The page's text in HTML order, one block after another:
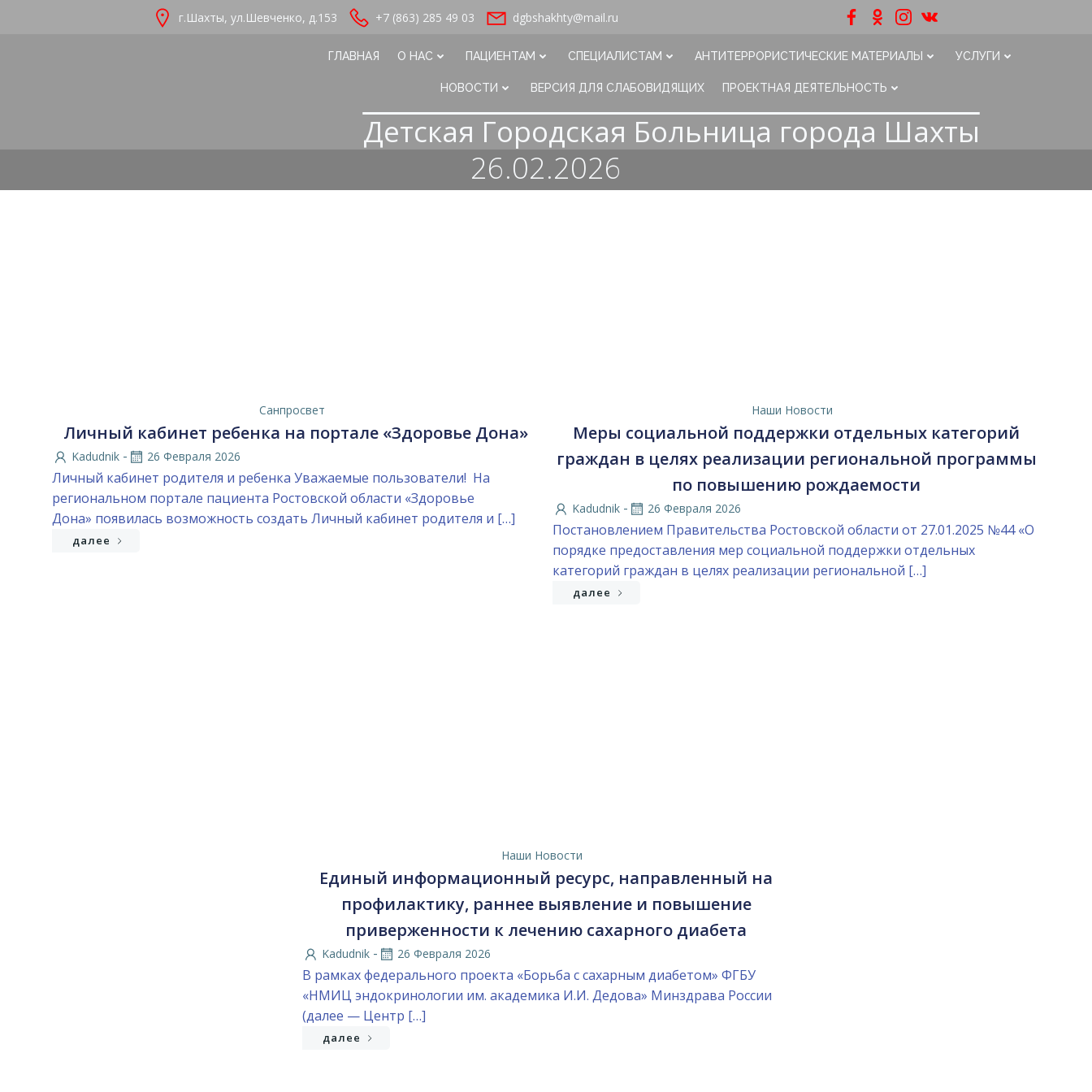
г.Шахты, ул.Шевченко, д.153 +7 (863) 285 49 03 dgbshakhty@mail.ru
ГЛАВНАЯ О НАС ПАЦИЕНТАМ СПЕЦИАЛИСТАМ АНТИТЕРРОРИСТИЧЕСКИЕ МАТЕРИАЛЫ УСЛУГИ
НОВОСТИ ВЕРСИЯ ДЛЯ СЛАБОВИДЯЩИХ ПРОЕКТНАЯ ДЕЯТЕЛЬНОСТЬ
Детская Городская Больница города Шахты
26.02.2026
Санпросвет
Личный кабинет ребенка на портале «Здоровье Дона»
Kadudnik - 26 Февраля 2026
Личный кабинет родителя и ребенка Уважаемые пользователи! На
региональном портале пациента Ростовской области «Здоровье
Дона» появилась возможность создать Личный кабинет родителя и […]
далее
Наши Новости
Меры социальной поддержки отдельных категорий
граждан в целях реализации региональной программы
по повышению рождаемости
Kadudnik - 26 Февраля 2026
Постановлением Правительства Ростовской области от 27.01.2025 №44 «О
порядке предоставления мер социальной поддержки отдельных
категорий граждан в целях реализации региональной […]
далее
Наши Новости
Единый информационный ресурс, направленный на
профилактику, раннее выявление и повышение
приверженности к лечению сахарного диабета
Kadudnik - 26 Февраля 2026
В рамках федерального проекта «Борьба с сахарным диабетом» ФГБУ
«НМИЦ эндокринологии им. академика И.И. Дедова» Минздрава России
(далее — Центр […]
далее